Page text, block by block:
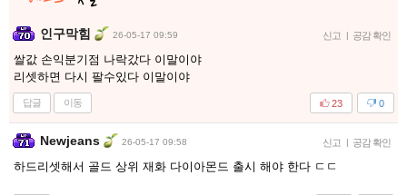
인구막힘 26-05-17 09:59 신고 | 공감 확인
쌀값 손익분기점 나락갔다 이말이야
리셋하면 다시 팔수있다 이말이야
답글 이동 0
23
Newjeans 26-05-17 09:58 신고 | 공감 확인
하드리셋해서 골드 상위 재화 다이아몬드 출시 해야 한다 ㄷㄷ